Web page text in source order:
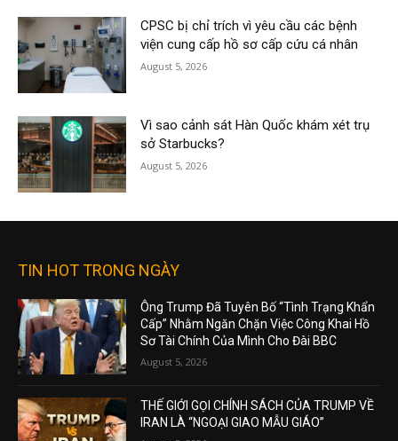
CPSC bị chỉ trích vì yêu cầu các bệnh
viện cung cấp hồ sơ cấp cứu cá nhân
August 5, 2026
Vì sao cảnh sát Hàn Quốc khám xét trụ
sở Starbucks?
August 5, 2026
TIN HOT TRONG NGÀY
Ông Trump Đã Tuyên Bố “Tình Trạng Khẩn
Cấp” Nhằm Ngăn Chặn Việc Công Khai Hồ
Sơ Tài Chính Của Mình Cho Đài BBC
August 5, 2026
THẾ GIỚI GỌI CHÍNH SÁCH CỦA TRUMP VỀ
IRAN LÀ “NGOẠI GIAO MẪU GIÁO”